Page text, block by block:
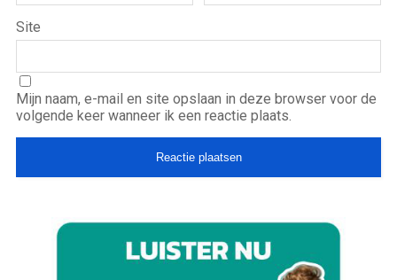
Site
Mijn naam, e-mail en site opslaan in deze browser voor de
volgende keer wanneer ik een reactie plaats.